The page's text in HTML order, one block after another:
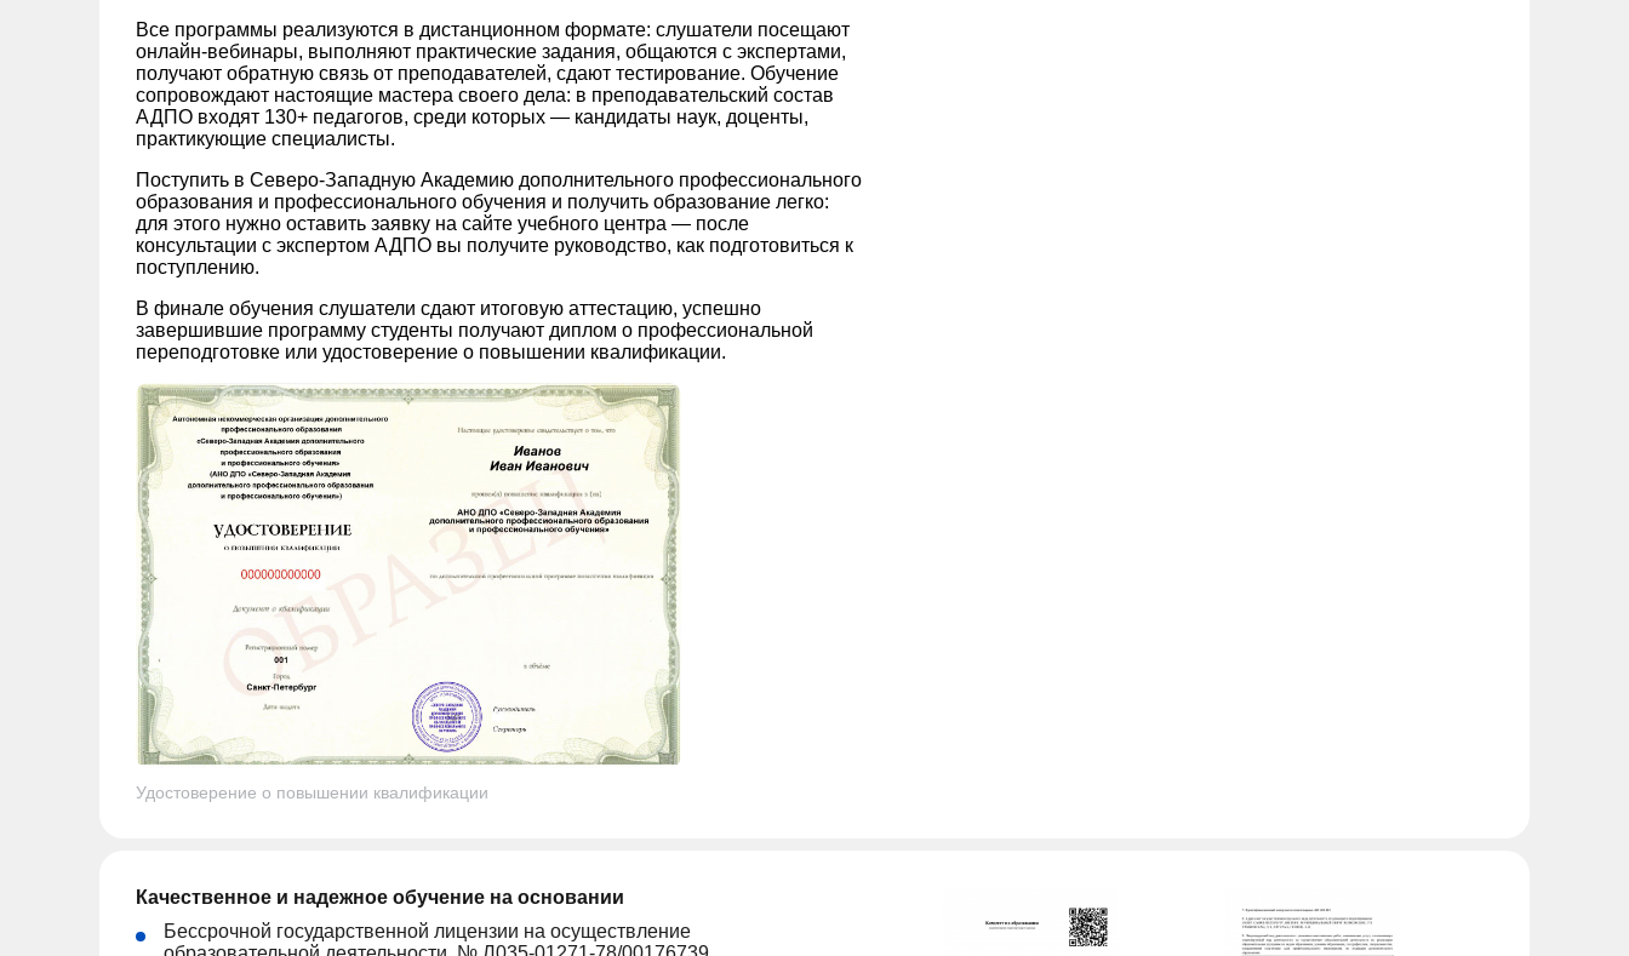
Все программы реализуются в дистанционном формате: слушатели посещают
онлайн-вебинары, выполняют практические задания, общаются с экспертами,
получают обратную связь от преподавателей, сдают тестирование. Обучение
сопровождают настоящие мастера своего дела: в преподавательский состав
АДПО входят 130+ педагогов, среди которых — кандидаты наук, доценты,
практикующие специалисты.
Поступить в Северо-Западную Академию дополнительного профессионального
образования и профессионального обучения и получить образование легко:
для этого нужно оставить заявку на сайте учебного центра — после
консультации с экспертом АДПО вы получите руководство, как подготовиться к
поступлению.
В финале обучения слушатели сдают итоговую аттестацию, успешно
завершившие программу студенты получают диплом о профессиональной
переподготовке или удостоверение о повышении квалификации.
Удостоверение о повышении квалификации
Качественное и надежное обучение на основании
Бессрочной государственной лицензии на осуществление